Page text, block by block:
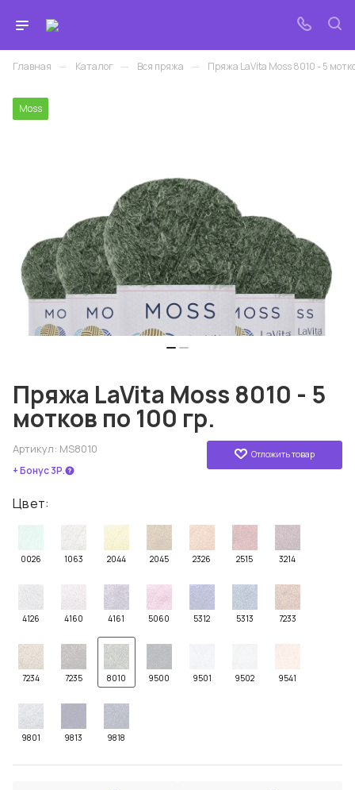
Главная — Каталог — Вся пряжа — Пряжа LaVita Moss 8010 - 5
Moss
Пряжа LaVita Moss 8010 - 5
мотков по 100 гр.
Отложить товар
Артикул: MS8010
+ Бонус 3Р.
Цвет:
0026 1063 2044 2045 2326 2515 3214
4126 4160 4161 5060 5312 5313 7233
7234 7235 8010 9500 9501 9502 9541
9801 9813 9818